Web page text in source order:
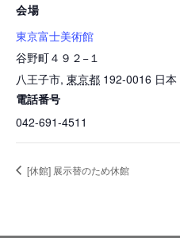
会場
東京富士美術館
谷野町４９２−１
八王子市, 東京都 192-0016 日本
電話番号
042-691-4511
[休館] 展示替のため休館